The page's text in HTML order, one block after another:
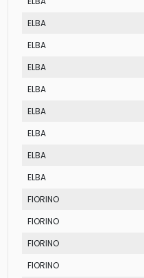
ELBA
ELBA
ELBA
ELBA
ELBA
ELBA
ELBA
ELBA
FIORINO
FIORINO
FIORINO
FIORINO